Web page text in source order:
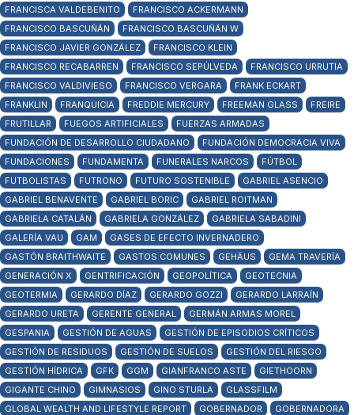
FRANCISCA VALDEBENITO
FRANCISCO ACKERMANN
FRANCISCO BASCUÑÁN
FRANCISCO BASCUÑÁN W
FRANCISCO JAVIER GONZÁLEZ
FRANCISCO KLEIN
FRANCISCO RECABARREN
FRANCISCO SEPÚLVEDA
FRANCISCO URRUTIA
FRANCISCO VALDIVIESO
FRANCISCO VERGARA
FRANK ECKART
FRANKLIN
FRANQUICIA FREDDIE MERCURY FREEMAN GLASS
FREIRE
FRUTILLAR
FUEGOS ARTIFICIALES
FUERZAS ARMADAS
FUNDACIÓN DE DESARROLLO CIUDADANO
FUNDACIÓN DEMOCRACIA VIVA
FUNDACIONES
FUNDAMENTA FUNERALES NARCOS
FÚTBOL
FUTBOLISTAS
FUTRONO FUTURO SOSTENIBLE
GABRIEL ASENCIO
GABRIEL BENAVENTE
GABRIEL BORIC
GABRIEL ROITMAN
GABRIELA CATALÁN
GABRIELA GONZÁLEZ
GABRIELA SABADINI
GALERÍA VAU
GAM
GASES DE EFECTO INVERNADERO
GASTÓN BRAITHWAITE
GASTOS COMUNES GEHÄUS
GEMA TRAVERÍA
GENERACIÓN X
GENTRIFICACIÓN GEOPOLÍTICA
GEOTECNIA
GEOTERMIA
GERARDO DÍAZ GERARDO GOZZI
GERARDO LARRAÍN
GERARDO URETA
GERENTE GENERAL
GERMÁN ARMAS MOREL
GESPANIA
GESTIÓN DE AGUAS
GESTIÓN DE EPISODIOS CRÍTICOS
GESTIÓN DE RESIDUOS
GESTIÓN DE SUELOS
GESTIÓN DEL RIESGO
GESTIÓN HÍDRICA
GFK GGM GIANFRANCO ASTE
GIETHOORN
GIGANTE CHINO
GIMNASIOS GINO STURLA
GLASSFILM
GLOBAL WEALTH AND LIFESTYLE REPORT
GOBERNADOR GOBERNADORA